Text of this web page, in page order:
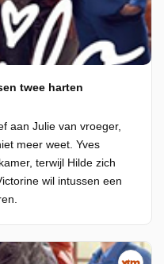
twee harten
aan Julie van vroeger,
meer weet. Yves
terwijl Hilde zich
wil intussen een